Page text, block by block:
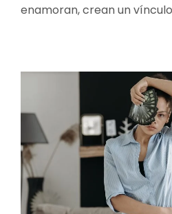
enamoran, crean un